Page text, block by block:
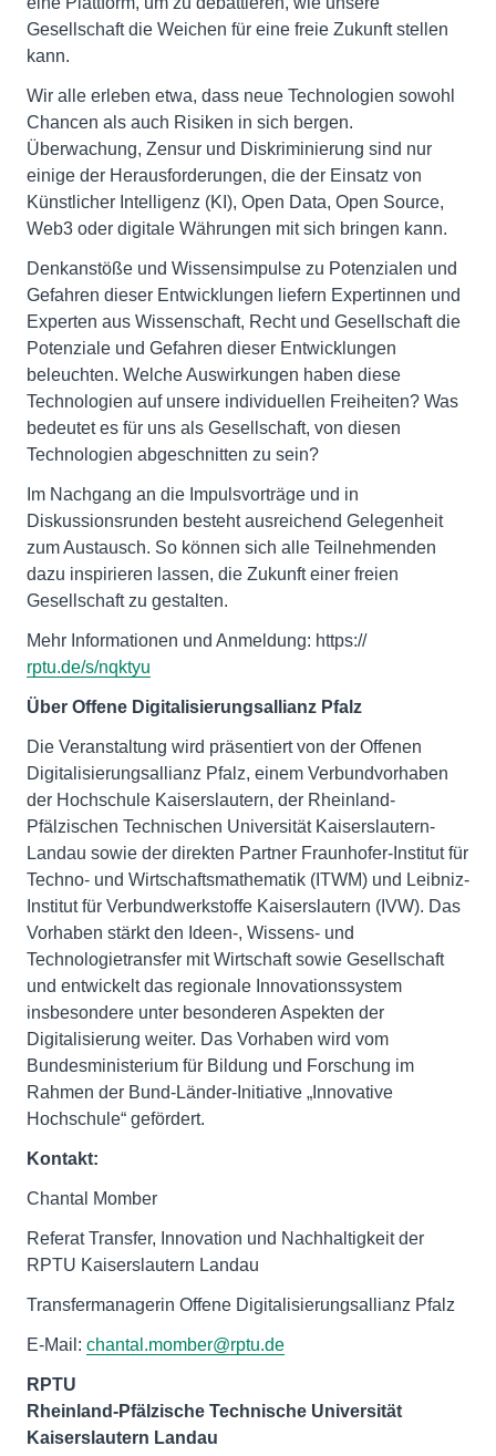
Gesellschaft die Weichen für eine freie Zukunft stellen
kann.
Wir alle erleben etwa, dass neue Technologien sowohl
Chancen als auch Risiken in sich bergen.
Überwachung, Zensur und Diskriminierung sind nur
einige der Herausforderungen, die der Einsatz von
Künstlicher Intelligenz (KI), Open Data, Open Source,
Web3 oder digitale Währungen mit sich bringen kann.
Denkanstöße und Wissensimpulse zu Potenzialen und
Gefahren dieser Entwicklungen liefern Expertinnen und
Experten aus Wissenschaft, Recht und Gesellschaft die
Potenziale und Gefahren dieser Entwicklungen
beleuchten. Welche Auswirkungen haben diese
Technologien auf unsere individuellen Freiheiten? Was
bedeutet es für uns als Gesellschaft, von diesen
Technologien abgeschnitten zu sein?
Im Nachgang an die Impulsvorträge und in
Diskussionsrunden besteht ausreichend Gelegenheit
zum Austausch. So können sich alle Teilnehmenden
dazu inspirieren lassen, die Zukunft einer freien
Gesellschaft zu gestalten.
Mehr Informationen und Anmeldung: https://
rptu.de/s/nqktyu
Über Offene Digitalisierungsallianz Pfalz
Die Veranstaltung wird präsentiert von der Offenen
Digitalisierungsallianz Pfalz, einem Verbundvorhaben
der Hochschule Kaiserslautern, der Rheinland-
Pfälzischen Technischen Universität Kaiserslautern-
Landau sowie der direkten Partner Fraunhofer-Institut für
Techno- und Wirtschaftsmathematik (ITWM) und Leibniz-
Institut für Verbundwerkstoffe Kaiserslautern (IVW). Das
Vorhaben stärkt den Ideen-, Wissens- und
Technologietransfer mit Wirtschaft sowie Gesellschaft
und entwickelt das regionale Innovationssystem
insbesondere unter besonderen Aspekten der
Digitalisierung weiter. Das Vorhaben wird vom
Bundesministerium für Bildung und Forschung im
Rahmen der Bund-Länder-Initiative „Innovative
Hochschule“ gefördert.
Kontakt:
Chantal Momber
Referat Transfer, Innovation und Nachhaltigkeit der
RPTU Kaiserslautern Landau
Transfermanagerin Offene Digitalisierungsallianz Pfalz
E-Mail: chantal.momber@rptu.de
RPTU
Rheinland-Pfälzische Technische Universität
Kaiserslautern Landau